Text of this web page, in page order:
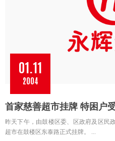
01.11
2004
首家慈善超市挂牌 特困户
昨天下午，由鼓楼区委、区政府及区民
超市在鼓楼区东泰路正式挂牌。 ...